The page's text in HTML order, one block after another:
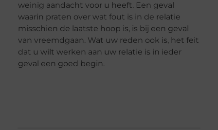
weinig aandacht voor u heeft. Een geval
waarin praten over wat fout is in de relatie
misschien de laatste hoop is, is bij een geval
van vreemdgaan. Wat uw reden ook is, het feit
dat u wilt werken aan uw relatie is in ieder
geval een goed begin.